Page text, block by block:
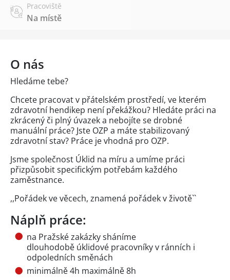
Pracoviště
Na místě
O nás
Hledáme tebe?
Chcete pracovat v přátelském prostředí, ve kterém
zdravotní hendikep není překážkou? Hledáte práci na
zkrácený či plný úvazek a nebojíte se drobné
manuální práce? Jste OZP a máte stabilizovaný
zdravotní stav? Práce je vhodná pro OZP.
Jsme společnost Úklid na míru a umíme práci
přizpůsobit specifickým potřebám každého
zaměstnance.
,,Pořádek ve věcech, znamená pořádek v životě``
Náplň práce:
na Pražské zakázky sháníme
dlouhodobě úklidové pracovníky v ránních i
odpoledních směnách
minimálně 4h maximálně 8h